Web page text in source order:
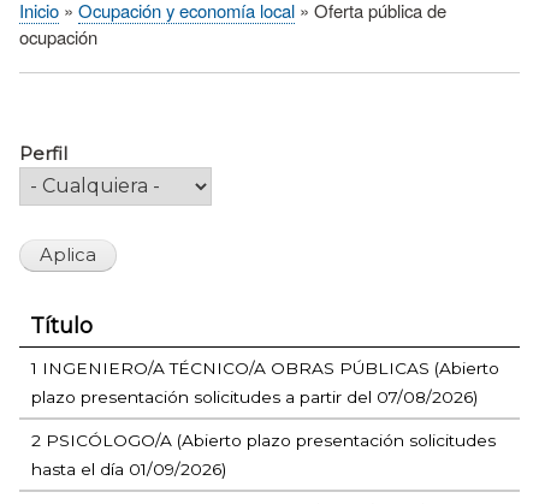
Sobrescribir
a
la
navegación
Inicio Ocupación y economía local
Oferta pública de
ocupación
Perfil
Título
1 INGENIERO/A TÉCNICO/A OBRAS PÚBLICAS (Abierto
plazo presentación solicitudes a partir del 07/08/2026)
2 PSICÓLOGO/A (Abierto plazo presentación solicitudes
hasta el día 01/09/2026)